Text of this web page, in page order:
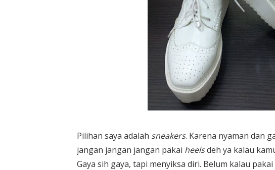
Pilihan saya adalah sneakers. Karena nyaman dan
jangan jangan jangan pakai heelsdeh ya kalau
Gaya sih gaya, tapi menyiksa diri. Belum kalau